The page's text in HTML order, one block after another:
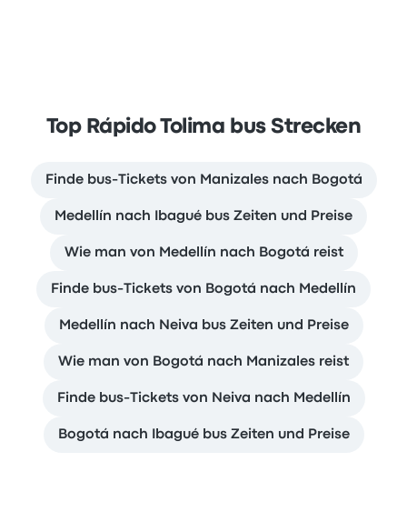
Top Rápido Tolima bus Strecken
Finde bus-Tickets von Manizales nach Bogotá
Medellín nach Ibagué bus Zeiten und Preise
Wie man von Medellín nach Bogotá reist
Finde bus-Tickets von Bogotá nach Medellín
Medellín nach Neiva bus Zeiten und Preise
Wie man von Bogotá nach Manizales reist
Finde bus-Tickets von Neiva nach Medellín
Bogotá nach Ibagué bus Zeiten und Preise